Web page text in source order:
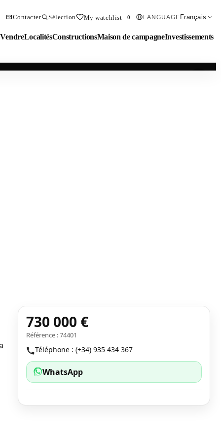
Contacter Sélection My watchlist 0 LANGUAGE Français
VendreLocalitésConstructionsMaison de campagneInvestissements
730 000 €
Référence : 74401
Téléphone : (+34) 935 434 367
WhatsApp